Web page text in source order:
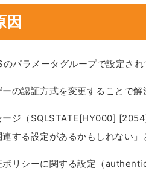
因
のパラメータグループで設定さ
の認証方式を変更することで
ージ（SQLSTATE[HY000]
する設定があるかもしれない
ポリシーに関する設定（